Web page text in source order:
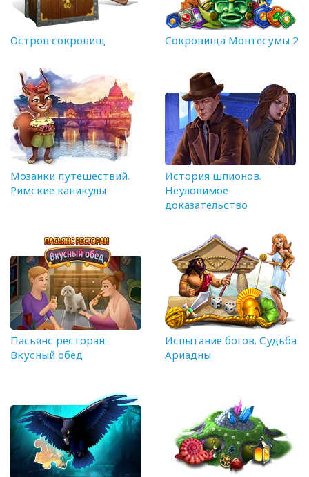
Остров сокровищ Сокровища Монтесумы 2
Мозаики путешествий.
Римские каникулы
История шпионов.
Неуловимое
доказательство
Пасьянс ресторан:
Вкусный обед
Испытание богов. Судьба
Ариадны